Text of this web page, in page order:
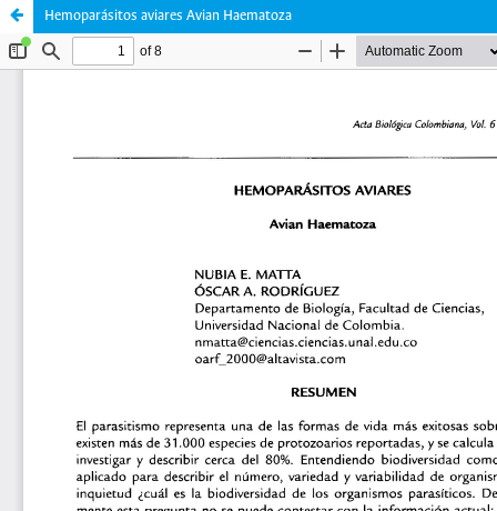
Hemoparásitos aviares Avian Haematoza